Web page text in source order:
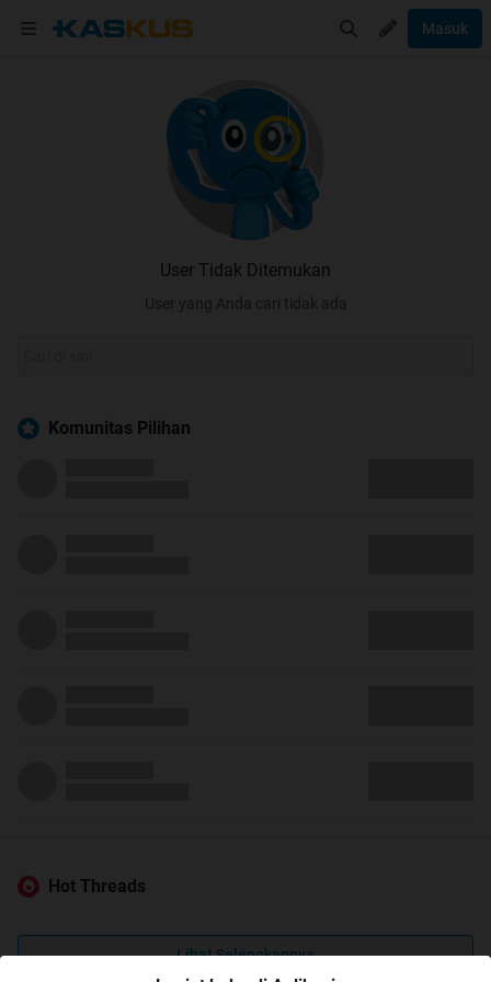
Masuk
User Tidak Ditemukan
User yang Anda cari tidak ada
Komunitas Pilihan
Hot Threads
Lihat Selengkapnya